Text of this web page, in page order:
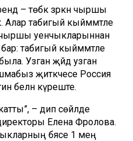
– төбәк зәркән чыршы
табигый кыйммәтле
чыршы уенчыкларыннан
табигый кыйммәтле
Узган җәйдә узган
җитәкчесе Россия
белән күреште.
– дип сөйләде
Елена Фролова.
бәясе 1 мең